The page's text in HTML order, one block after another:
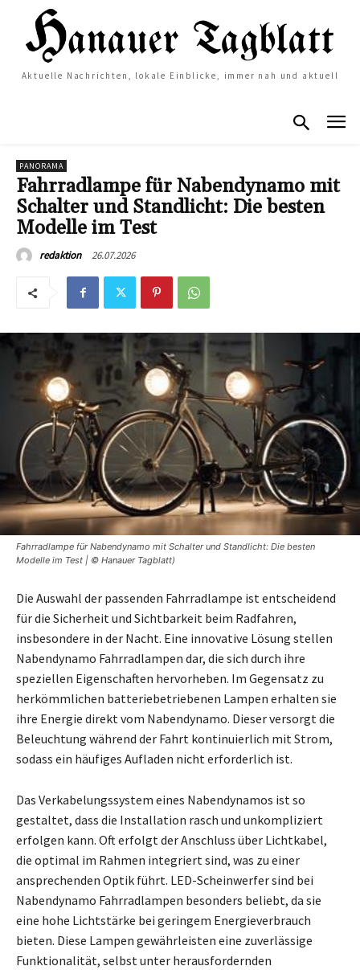
Aktuelle Nachrichten, lokale Einblicke, immer nah und aktuell
PANORAMA
Fahrradlampe für Nabendynamo mit
Schalter und Standlicht: Die besten
Modelle im Test
redaktion 26.07.2026
Fahrradlampe für Nabendynamo mit Schalter und Standlicht: Die besten
Modelle im Test | © Hanauer Tagblatt)
Die Auswahl der passenden Fahrradlampe ist entscheidend
für die Sicherheit und Sichtbarkeit beim Radfahren,
insbesondere in der Nacht. Eine innovative Lösung stellen
Nabendynamo Fahrradlampen dar, die sich durch ihre
speziellen Eigenschaften hervorheben. Im Gegensatz zu
herkömmlichen batteriebetriebenen Lampen erhalten sie
ihre Energie direkt vom Nabendynamo. Dieser versorgt die
Beleuchtung während der Fahrt kontinuierlich mit Strom,
sodass ein häufiges Aufladen nicht erforderlich ist.
Das Verkabelungssystem eines Nabendynamos ist so
gestaltet, dass die Installation rasch und unkompliziert
erfolgen kann. Oft erfolgt der Anschluss über Lichtkabel,
die optimal im Rahmen integriert sind, was zu einer
ansprechenden Optik führt. LED-Scheinwerfer sind bei
Nabendynamo Fahrradlampen besonders beliebt, da sie
eine hohe Lichtstärke bei geringem Energieverbrauch
bieten. Diese Lampen gewährleisten eine zuverlässige
Funktionalität, selbst unter herausfordernden